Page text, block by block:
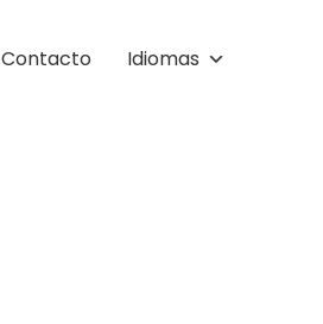
Idiomas
Contacto